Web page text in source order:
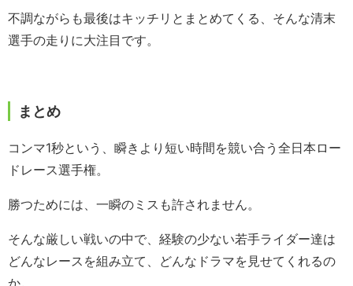
不調ながらも最後はキッチリとまとめてくる、そんな清末
選手の走りに大注目です。
まとめ
コンマ1秒という、瞬きより短い時間を競い合う全日本ロー
ドレース選手権。
勝つためには、一瞬のミスも許されません。
そんな厳しい戦いの中で、経験の少ない若手ライダー達は
どんなレースを組み立て、どんなドラマを見せてくれるの